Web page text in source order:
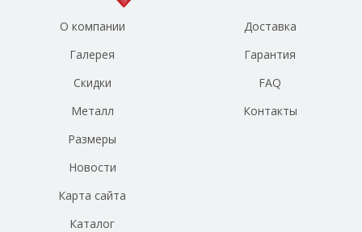
О компании
Галерея
Скидки
Металл
Размеры
Новости
Доставка
Гарантия
FAQ
Контакты
Карта сайта
Каталог